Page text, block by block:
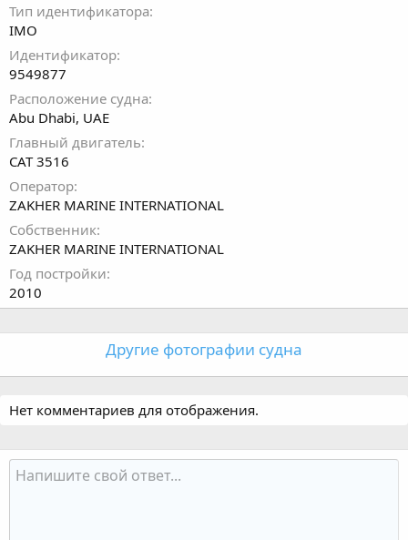
Тип идентификатора
IMO
Идентификатор
9549877
Расположение судна
Abu Dhabi, UAE
Главный двигатель
CAT 3516
Оператор
ZAKHER MARINE INTERNATIONAL
Собственник
ZAKHER MARINE INTERNATIONAL
Год постройки
2010
Другие фотографии судна
Нет комментариев для отображения.